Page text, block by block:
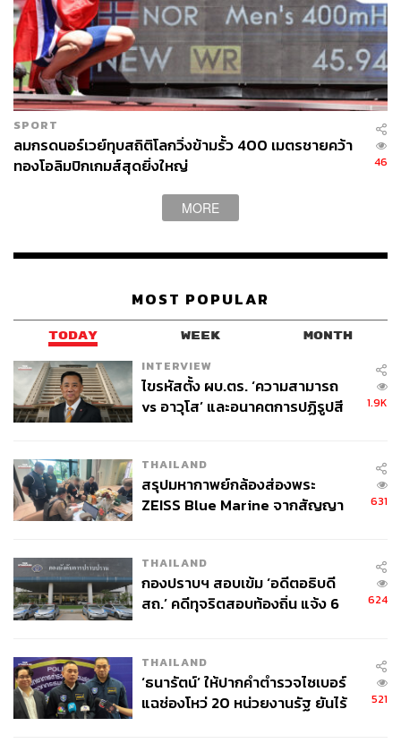
SPORT
ลมกรดนอร์เวย์ทุบสถิติโลกวิ่งข้ามรั้ว 400 เมตรชายคว้า
ทองโอลิมปิกเกมส์สุดยิ่งใหญ่
46
MORE
MOST POPULAR
TODAY WEEK MONTH
INTERVIEW
ไขรหัสตั้ง ผบ.ตร. ‘ความสามารถ
vs อาวุโส’ และอนาคตการปฏิรูปสี
1.9K
THAILAND
สรุปมหากาพย์กล้องส่องพระ
ZEISS Blue Marine จากสัญญา
จ่ายหนี้-แอบระบุแบรนด์
631
THAILAND
กองปราบฯ สอบเข้ม ‘อดีตอธิบดี
สถ.’ คดีทุจริตสอบท้องถิ่น แจ้ง 6
624
THAILAND
‘ธนารัตน์’ ให้ปากคำตำรวจไซเบอร์
แฉช่องโหว่ 20 หน่วยงานรัฐ ยันไร้
521